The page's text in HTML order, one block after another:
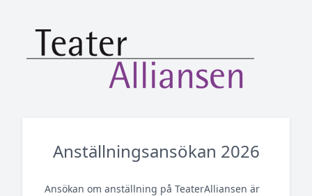
Anställningsansökan 2026
Ansökan om anställning på TeaterAlliansen är